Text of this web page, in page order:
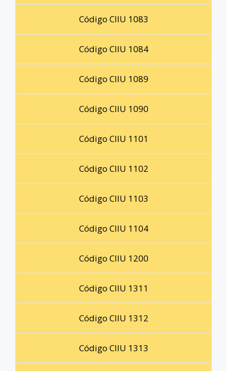
Código CIIU 1083
Código CIIU 1084
Código CIIU 1089
Código CIIU 1090
Código CIIU 1101
Código CIIU 1102
Código CIIU 1103
Código CIIU 1104
Código CIIU 1200
Código CIIU 1311
Código CIIU 1312
Código CIIU 1313